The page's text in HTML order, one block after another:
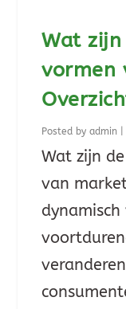
Wat
vormen
Posted byadmin
Wat zijn
van